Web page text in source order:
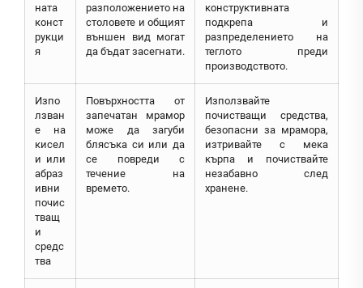
ната
конст
рукци
я
разположението на
столовете и общият
външен вид могат
да бъдат засегнати.
конструктивната
подкрепа и
разпределението на
теглото преди
производството.
Изпо
лзван
е на
кисел
и или
абраз
ивни
почис
тващ
и
средс
тва
Повърхността от
запечатан мрамор
може да загуби
блясъка си или да
се повреди с
течение на
времето.
Използвайте
почистващи средства,
безопасни за мрамора,
изтривайте с мека
кърпа и почиствайте
незабавно след
хранене.